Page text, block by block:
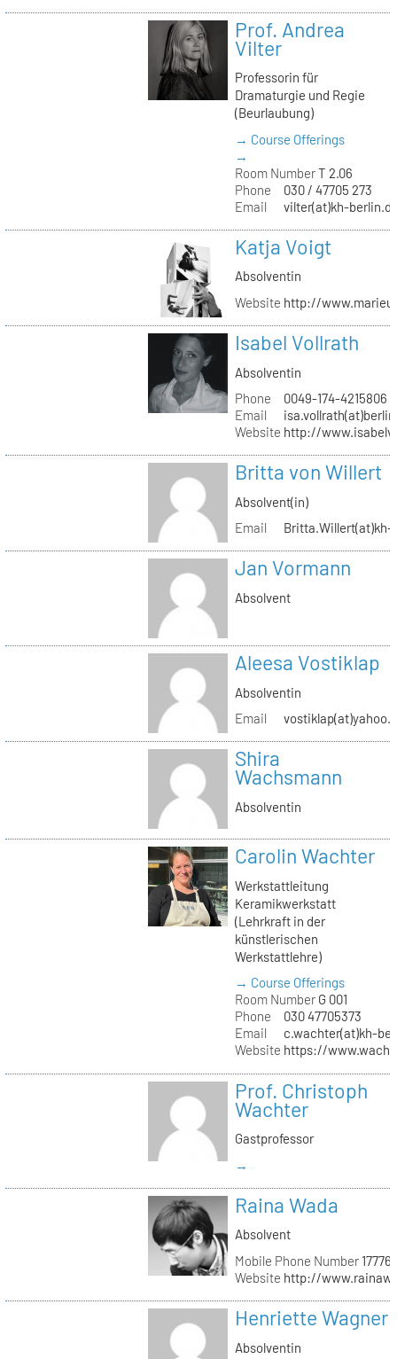
Prof. Andrea
Vilter
Professorin für
Dramaturgie und Regie
(Beurlaubung)
→ Course Offerings
→
Room NumberT 2.06
Phone
030 / 47705 273
Email
vilter(at)kh-
Katja Voigt
Absolventin
Website http://
Isabel Vollrath
Absolventin
Phone
0049-174-4215806
Email
Website http://
Britta von Willert
Absolvent(in)
Email
Britta.Willert(at)kh-
Jan Vormann
Absolvent
Aleesa Vostiklap
Absolventin
Email
Shira
Wachsmann
Absolventin
Carolin Wachter
Werkstattleitung
Keramikwerkstatt
(Lehrkraft in der
künstlerischen
Werkstattlehre)
→ Course Offerings
Room NumberG 001
Phone
030 47705373
Email
c.wachter(at)kh-
Website https://
Prof. Christoph
Wachter
Gastprofessor
→
Raina Wada
Absolvent
Mobile Phone Number
Website http://
Henriette Wagner
Absolventin